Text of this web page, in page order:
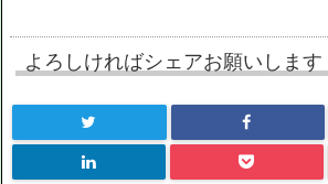
よろしければシェアお願いします